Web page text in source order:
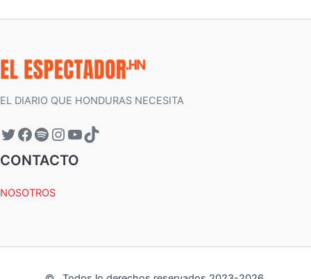
EL DIARIO QUE HONDURAS NECESITA
CONTACTO
NOSOTROS